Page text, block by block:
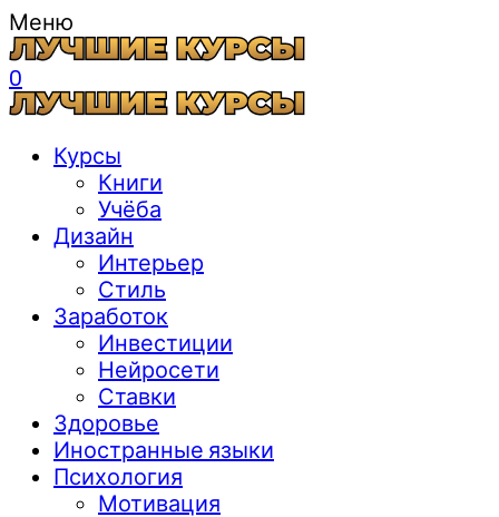
Меню
0
Курсы
Книги
Учёба
Дизайн
Интерьер
Стиль
Заработок
Инвестиции
Нейросети
Ставки
Здоровье
Иностранные языки
Психология
Мотивация